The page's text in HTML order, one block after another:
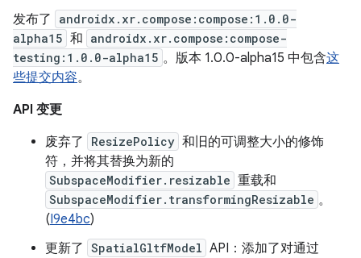
发布了
androidx.xr.compose:compose:1.0.0-
alpha15 和 androidx.xr.compose:compose-
testing:1.0.0-alpha15 。版本 1.0.0-alpha15 中包含这
些提交内容。
API 变更
废弃了
ResizePolicy 和旧的可调整大小的修饰
符，并将其替换为新的
SubspaceModifier.resizable 重载和
SubspaceModifier.transformingResizable 。
(I9e4bc)
更新了 SpatialGltfModel API：添加了对通过